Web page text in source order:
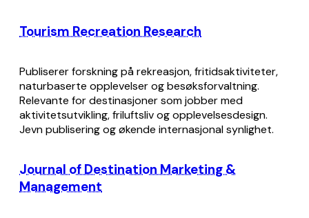
Tourism Recreation Research
Publiserer forskning på rekreasjon, fritidsaktiviteter,
naturbaserte opplevelser og besøksforvaltning.
Relevante for destinasjoner som jobber med
aktivitetsutvikling, friluftsliv og opplevelsesdesign.
Jevn publisering og økende internasjonal synlighet.
Journal of Destination Marketing &
Management